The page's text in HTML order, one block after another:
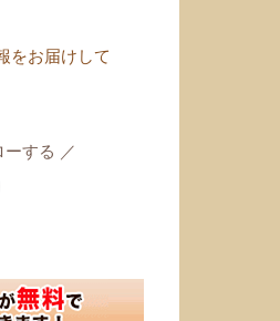
をお届けして
ーする